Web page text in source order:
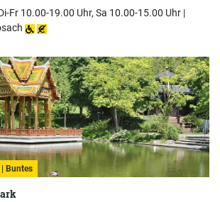
Fr 10.00-19.00 Uhr, Sa 10.00-15.00 Uhr |
Buntes